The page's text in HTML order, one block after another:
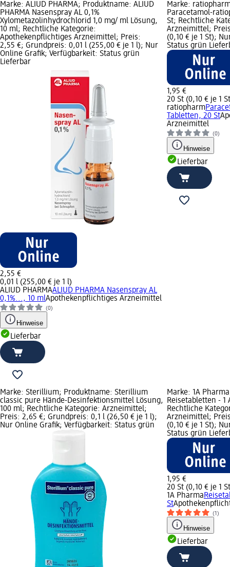
Marke: ALIUD PHARMA; Produktname: ALIUD
PHARMA Nasenspray AL 0,1%
Xylometazolinhydrochlorid 1,0 mg/ ml Lösung,
10 ml; Rechtliche Kategorie:
Apothekenpflichtiges Arzneimittel; Preis:
2,55 €; Grundpreis: 0,01 l (255,00 € je 1 l); Nur
Online Grafik; Verfügbarkeit: Status grün
Lieferbar
2,55 €
0,01 l (255,00 € je 1 l)
ALIUD PHARMAALIUD PHARMA Nasenspray AL
0,1%..., 10 mlApothekenpflichtiges Arzneimittel
(0)
Hinweise
Lieferbar
Marke:
Paracetamol-
St; Rechtliche
Arzneimittel;
(0,10 € je 1 St);
Status grün
1,95 €
20 St (0,10 € je 1
ratiopharm
Tabletten, 20 St
Arzneimittel
(0)
Hinweise
Lieferbar
Marke: Sterillium; Produktname: Sterillium
classic pure Hände-Desinfektionsmittel Lösung,
100 ml; Rechtliche Kategorie: Arzneimittel;
Preis: 2,65 €; Grundpreis: 0,1 l (26,50 € je 1 l);
Nur Online Grafik; Verfügbarkeit: Status grün
Marke: 1A
Reisetabletten - 1
Rechtliche
Arzneimittel;
(0,10 € je 1 St);
Status grün
1,95 €
20 St (0,10 € je 1
1A Pharma
St
(1)
Hinweise
Lieferbar